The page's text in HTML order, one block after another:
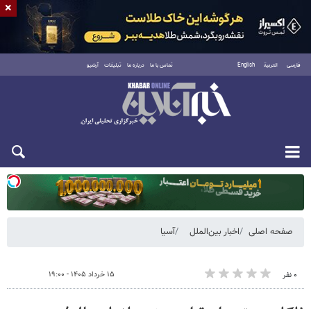
فارسی العربية English تماس با ما درباره ما تبلیغات آرشیو
یکشنبه ۱۸ مرداد ۱۴۰۵
صفحه اصلی اخبار بین‌الملل آسیا
۰ نفر ۱۵ خرداد ۱۴۰۵ - ۱۹:۰۰
×